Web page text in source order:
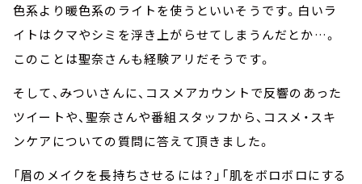
色系より暖色系のライトを使うといいそうです。白いラ
イトはクマやシミを浮き上がらせてしまうんだとか…。
このことは聖奈さんも経験アリだそうです。
そして、みついさんに、コスメアカウントで反響のあった
ツイートや、聖奈さんや番組スタッフから、コスメ・スキ
ンケアについての質問に答えて頂きました。
「眉のメイクを長持ちさせるには？」「肌をボロボロにする